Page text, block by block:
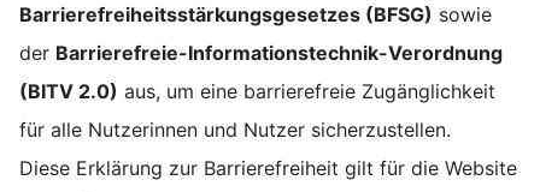
Barrierefreiheitsstärkungsgesetzes (BFSG) sowie
der Barrierefreie-Informationstechnik-Verordnung
(BITV 2.0) aus, um eine barrierefreie Zugänglichkeit
für alle Nutzerinnen und Nutzer sicherzustellen.
Diese Erklärung zur Barrierefreiheit gilt für die Website